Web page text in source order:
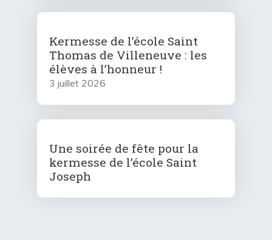
Kermesse de l’école Saint
Thomas de Villeneuve : les
élèves à l’honneur !
3 juillet 2026
Une soirée de fête pour la
kermesse de l’école Saint
Joseph